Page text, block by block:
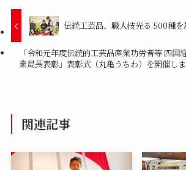
伝統工芸品、職人技光る 500種を
「令和元年度伝統的工芸品産業功労者等 四国
業局長表彰」表彰式（丸亀うちわ）を開催し
関連記事